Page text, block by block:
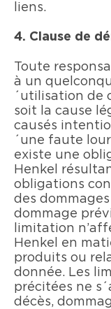
liens.
4. Clause de
Toute
à un
´utilisation de
soit la cause
causés
´une faute
existe une
Henkel
obligations
des
dommage
limitation
Henkel en
produits ou
donnée. Les
précitées ne
décès,